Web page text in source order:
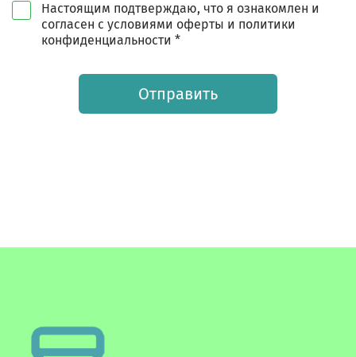
Настоящим подтверждаю, что я ознакомлен и
согласен с условиями оферты и политики
конфиденциальности *
Отправить